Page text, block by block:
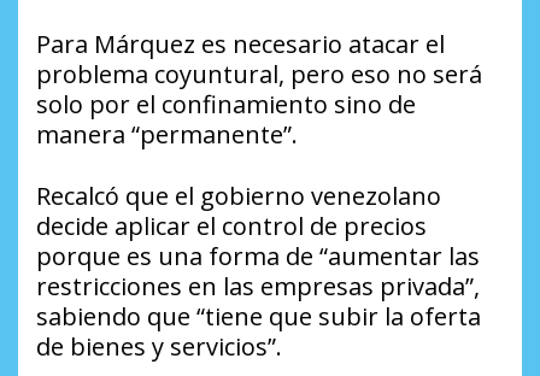
Para Márquez es necesario atacar el
problema coyuntural, pero eso no será
solo por el confinamiento sino de
manera “permanente”.
Recalcó que el gobierno venezolano
decide aplicar el control de precios
porque es una forma de “aumentar las
restricciones en las empresas privada”,
sabiendo que “tiene que subir la oferta
de bienes y servicios”.